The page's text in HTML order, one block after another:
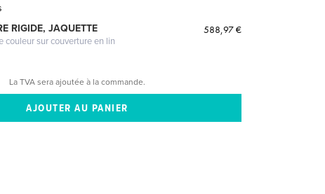
RIGIDE, JAQUETTE
couleur sur couverture en lin
588,97 €
La TVA sera ajoutée à la commande.